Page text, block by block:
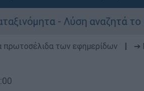
- Λύση αναζητά το
πρωτοσέλιδα των εφημερίδων ➔